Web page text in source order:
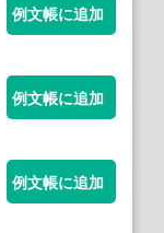
例文帳に追加
例文帳に追加
例文帳に追加